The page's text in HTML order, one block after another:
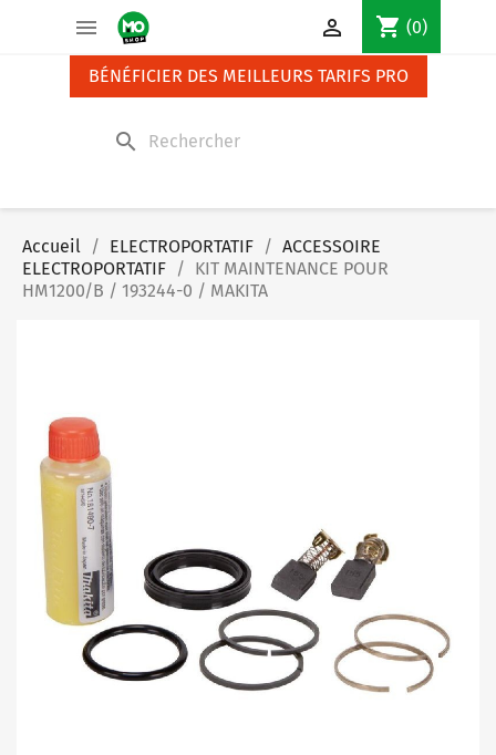
 shopping_cart (0)

BÉNÉFICIER DES MEILLEURS TARIFS PRO
search
Accueil ELECTROPORTATIF
ACCESSOIRE
ELECTROPORTATIF
KIT MAINTENANCE POUR
HM1200/B / 193244-0 / MAKITA
Panneau de gestion des cookies